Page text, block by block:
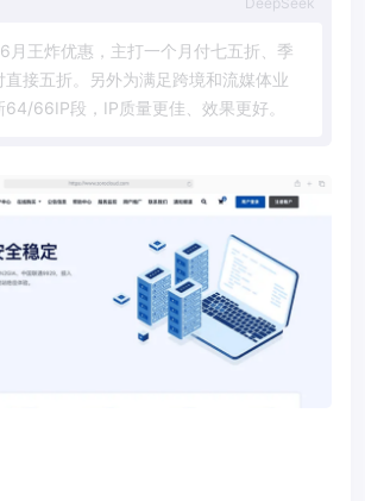
6 月 王炸优惠 ， 主打一个 月 付七五折
季
直接五折 另外为满足跨境和流媒体业
64/66IP段 ， IP质量更佳 效果 更好